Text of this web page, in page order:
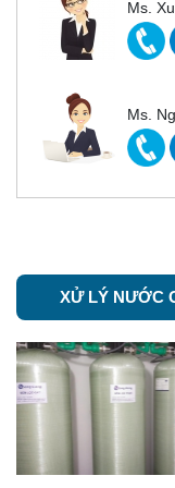
Ms.
Ms.
XỬ LÝ NƯỚC